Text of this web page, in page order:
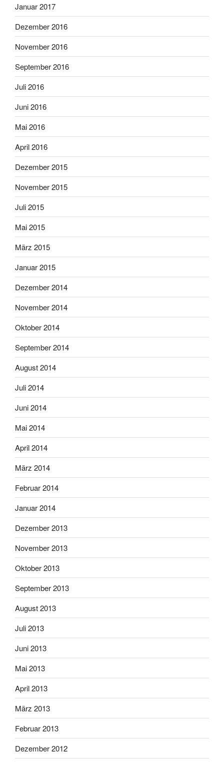
Januar 2017
Dezember 2016
November 2016
September 2016
Juli 2016
Juni 2016
Mai 2016
April 2016
Dezember 2015
November 2015
Juli 2015
Mai 2015
März 2015
Januar 2015
Dezember 2014
November 2014
Oktober 2014
September 2014
August 2014
Juli 2014
Juni 2014
Mai 2014
April 2014
März 2014
Februar 2014
Januar 2014
Dezember 2013
November 2013
Oktober 2013
September 2013
August 2013
Juli 2013
Juni 2013
Mai 2013
April 2013
März 2013
Februar 2013
Dezember 2012